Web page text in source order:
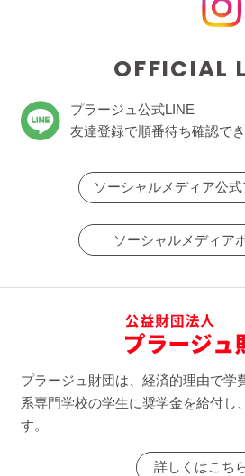
OFFICIAL
プラージュ公式LINE
友達登録で順番待ち確認でき
ソーシャルメディア公式
ソーシャルメディア
プラージュ財団は、経済的理由で学
系専門学校の学生に奨学金を給付し
す。
詳しくはこち